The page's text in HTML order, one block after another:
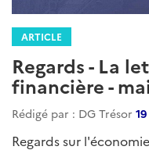
ARTICLE
Regards - La
financière -
Rédigé par : DG Trésor
Regards sur